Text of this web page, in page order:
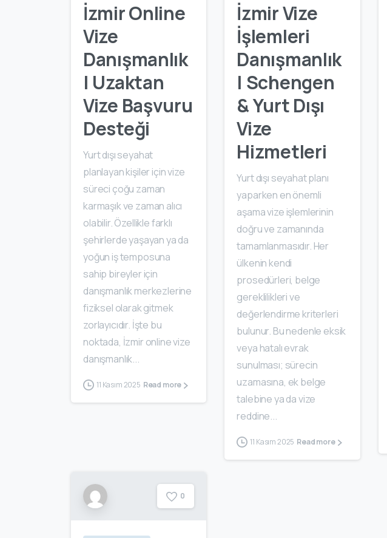
İzmir Online
Vize
Danışmanlık
| Uzaktan
Vize Başvuru
Desteği
Yurt dışı seyahat
planlayan kişiler için vize
süreci çoğu zaman
karmaşık ve zaman alıcı
olabilir. Özellikle farklı
şehirlerde yaşayan ya da
yoğun iş temposuna
sahip bireyler için
danışmanlık merkezlerine
fiziksel olarak gitmek
zorlayıcıdır. İşte bu
noktada, İzmir online vize
danışmanlık...
11 Kasım 2025 Read more
İzmir Vize
İşlemleri
Danışmanlık
| Schengen
& Yurt Dışı
Vize
Hizmetleri
Yurt dışı seyahat planı
yaparken en önemli
aşama vize işlemlerinin
doğru ve zamanında
tamamlanmasıdır. Her
ülkenin kendi
prosedürleri, belge
gereklilikleri ve
değerlendirme kriterleri
bulunur. Bu nedenle eksik
veya hatalı evrak
sunulması; sürecin
uzamasına, ek belge
talebine ya da vize
reddine...
11 Kasım 2025 Read more
0